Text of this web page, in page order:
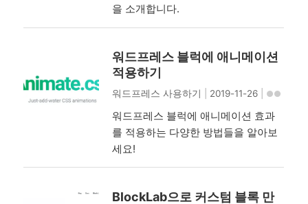
을 소개합니다.
워드프레스 블럭에 애니메이션
적용하기
워드프레스 사용하기 2019-11-26
워드프레스 블럭에 애니메이션 효과
를 적용하는 다양한 방법들을 알아보
세요!
BlockLab으로 커스텀 블록 만